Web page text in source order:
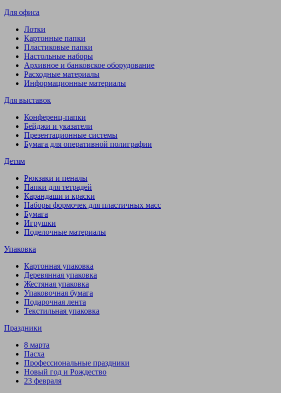
Для офиса
Лотки
Картонные папки
Пластиковые папки
Настольные наборы
Архивное и банковское оборудование
Расходные материалы
Информационные материалы
Для выставок
Конференц-папки
Бейджи и указатели
Презентационные системы
Бумага для оперативной полиграфии
Детям
Рюкзаки и пеналы
Папки для тетрадей
Карандаши и краски
Наборы формочек для пластичных масс
Бумага
Игрушки
Поделочные материалы
Упаковка
Картонная упаковка
Деревянная упаковка
Жестяная упаковка
Упаковочная бумага
Подарочная лента
Текстильная упаковка
Праздники
8 марта
Пасха
Профессиональные праздники
Новый год и Рождество
23 февраля